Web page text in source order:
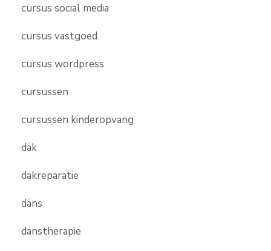
cursus social media
cursus vastgoed
cursus wordpress
cursussen
cursussen kinderopvang
dak
dakreparatie
dans
danstherapie